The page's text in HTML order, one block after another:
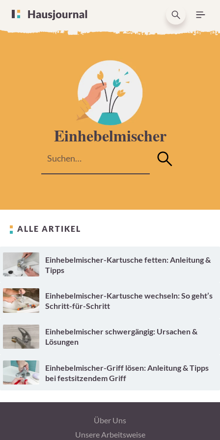
Einhebelmischer
ALLE ARTIKEL
Einhebelmischer-Kartusche fetten: Anleitung &
Tipps
Einhebelmischer-Kartusche wechseln: So geht’s
Schritt-für-Schritt
Einhebelmischer schwergängig: Ursachen &
Lösungen
Einhebelmischer-Griff lösen: Anleitung & Tipps
bei festsitzendem Griff
Über Uns
Unsere Arbeitsweise